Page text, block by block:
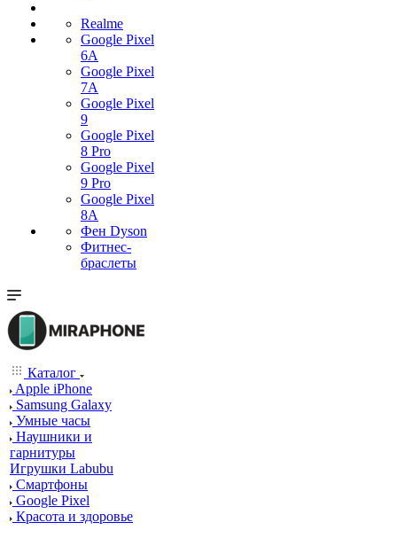
Realme
Google Pixel
6A
Google Pixel
7А
Google Pixel
9
Google Pixel
8 Pro
Google Pixel
9 Pro
Google Pixel
8A
Фен Dyson
Фитнес-
браслеты
Каталог
Apple iPhone
Samsung Galaxy
Умные часы
Наушники и
гарнитуры
Игрушки Labubu
Смартфоны
Google Pixel
Красота и здоровье